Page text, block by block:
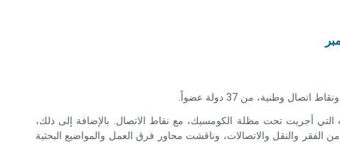
أجريت تحت مظلة الكومسيك، مع نقاط الاتصال. بالإضافة إلى ذلك،
والنقل والاتصالات، وناقشت محاور فرق العمل والمواضيع البحثية